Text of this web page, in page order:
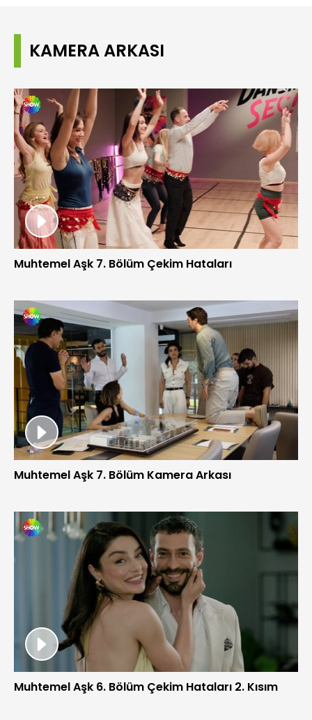
KAMERA ARKASI
Muhtemel Aşk 7. Bölüm Çekim Hataları
Muhtemel Aşk 7. Bölüm Kamera Arkası
Muhtemel Aşk 6. Bölüm Çekim Hataları 2. Kısım